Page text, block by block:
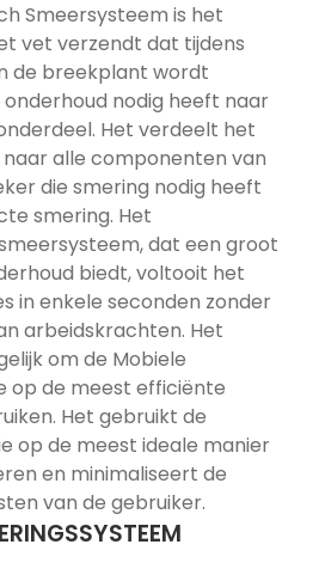
Smeersysteem is het
vet verzendt dat tijdens
de breekplant wordt
nodig heeft naar
Het verdeelt het
alle componenten van
die smering nodig heeft
smering. Het
dat een groot
biedt, voltooit het
in enkele seconden zonder
arbeidskrachten. Het
om de Mobiele
op de meest efficiënte
Het gebruikt de
op de meest ideale manier
en minimaliseert de
van de gebruiker.